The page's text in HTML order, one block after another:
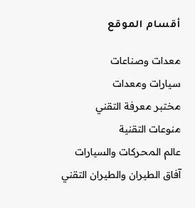
أقسام الموقع
معدات وصناعات
سيارات ومعدات
مختبر معرفة التقني
منوعات التقنية
عالم المحركات والسيارات
آفاق الطيران والطيران التقني